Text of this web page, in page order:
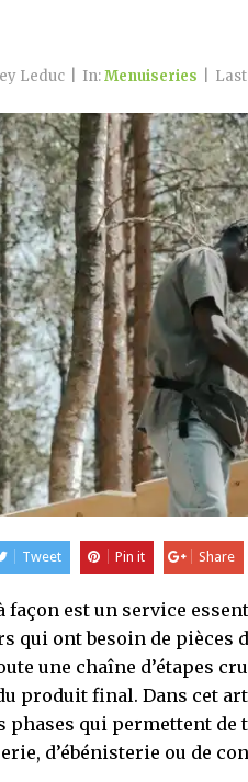
Leduc In:Menuiseries
Tweet Pin it Share
façon est un service
qui ont besoin de pièces
une chaîne d’étapes
produit final. Dans cet
phases qui permettent
d’ébénisterie ou de